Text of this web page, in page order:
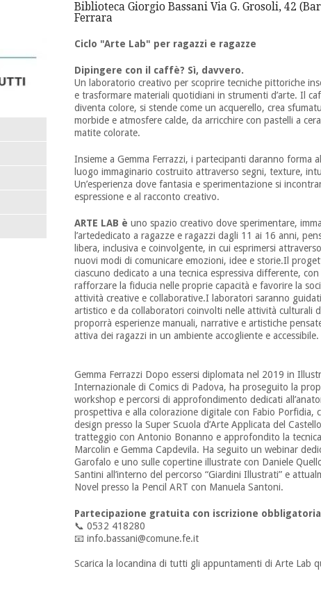
Biblioteca Giorgio Bassani Via G. Grosoli, 42
Ferrara
Ciclo "Arte Lab" per ragazzi e ragazze
Dipingere con il caffè? Sì, davvero.
Un laboratorio creativo per scoprire tecniche pittoriche
e trasformare materiali quotidiani in strumenti d’arte. Il
diventa colore, si stende come un acquerello, crea
morbide e atmosfere calde, da arricchire con pastelli a
matite colorate.
Insieme a Gemma Ferrazzi, i partecipanti daranno forma
luogo immaginario costruito attraverso segni, texture,
Un’esperienza dove fantasia e sperimentazione si
espressione e al racconto creativo.
ARTE LAB è uno spazio creativo dove sperimentare,
l’artededicato a ragazze e ragazzi dagli 11 ai 16 anni,
libera, inclusiva e coinvolgente, in cui esprimersi
nuovi modi di comunicare emozioni, idee e storie.Il
ciascuno dedicato a una tecnica espressiva differente,
rafforzare la fiducia nelle proprie capacità e favorire la
attività creative e collaborative.I laboratori saranno
artistico e da collaboratori coinvolti nelle attività culturali
proporrà esperienze manuali, narrative e artistiche
attiva dei ragazzi in un ambiente accogliente e accessibile.
Gemma Ferrazzi Dopo essersi diplomata nel 2019 in
Internazionale di Comics di Padova, ha proseguito la
workshop e percorsi di approfondimento dedicati
prospettiva e alla colorazione digitale con Fabio Porfidia,
design presso la Super Scuola d’Arte Applicata del
tratteggio con Antonio Bonanno e approfondito la tecnica
Marcolin e Gemma Capdevila. Ha seguito un webinar
Garofalo e uno sulle copertine illustrate con Daniele
Santini all’interno del percorso “Giardini Illustrati” e
Novel presso la Pencil ART con Manuela Santoni.
Partecipazione gratuita con iscrizione obbligatoria
📞 0532 418280
📧 info.bassani@comune.fe.it
Scarica la locandina di tutti gli appuntamenti di Arte Lab